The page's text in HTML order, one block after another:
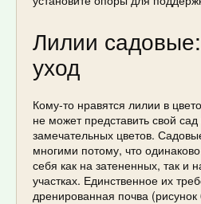
Лилии
уход
Кому-то нравятся лилии в
не может представить свой сад
замечательных цветов.
многими потому, что
себя как на затененных, так и
участках. Единственное их
дренированная почва (рисунок